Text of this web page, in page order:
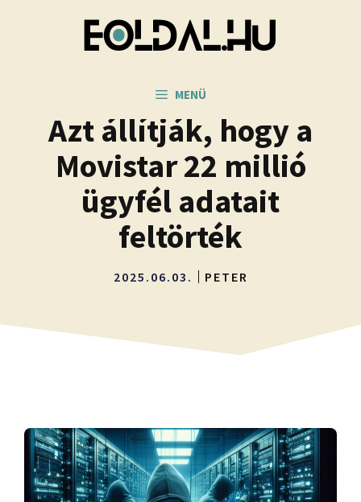
MENÜ
Azt állítják, hogy a
Movistar 22 millió
ügyfél adatait
feltörték
2025.06.03. PETER